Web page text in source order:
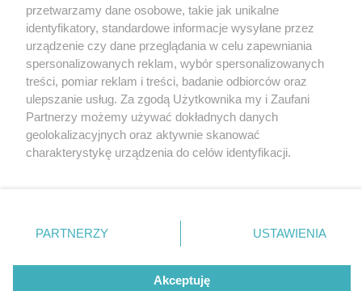
2 / 3
Obiekt MOSrR przy Jeziorze
Paprocany
Czy w Tychach w Paprocanach powstanie sauna?
Nie zapomnij
zapoznać się z:
polityką prywatności regulamin korzystania z portali
Twojemiasto
Piekary Śląskie
Chorzów
Tarnowskie Góry
Gliwice
Skontakuj sięz nami
Kontakt
Wydawca
Redakcja
przetwarzamy dane osobowe, takie jak unikalne
identyfikatory, standardowe informacje wysyłane przez
urządzenie czy dane przeglądania w celu zapewniania
spersonalizowanych reklam, wybór spersonalizowanych
treści, pomiar reklam i treści, badanie odbiorców oraz
ulepszanie usług. Za zgodą Użytkownika my i Zaufani
Partnerzy możemy używać dokładnych danych
geolokalizacyjnych oraz aktywnie skanować
charakterystykę urządzenia do celów identyfikacji.
zmienić/wycofać klikając przycisk ustawień prywatności
znajdujący się w lewym dolnym rogu strony
rodzaje przetwarzania danych nie wymagają zgody
użytkownika, ale masz prawo sprzeciwić się takiemu
PARTNERZY USTAWIENIA
Akceptuję